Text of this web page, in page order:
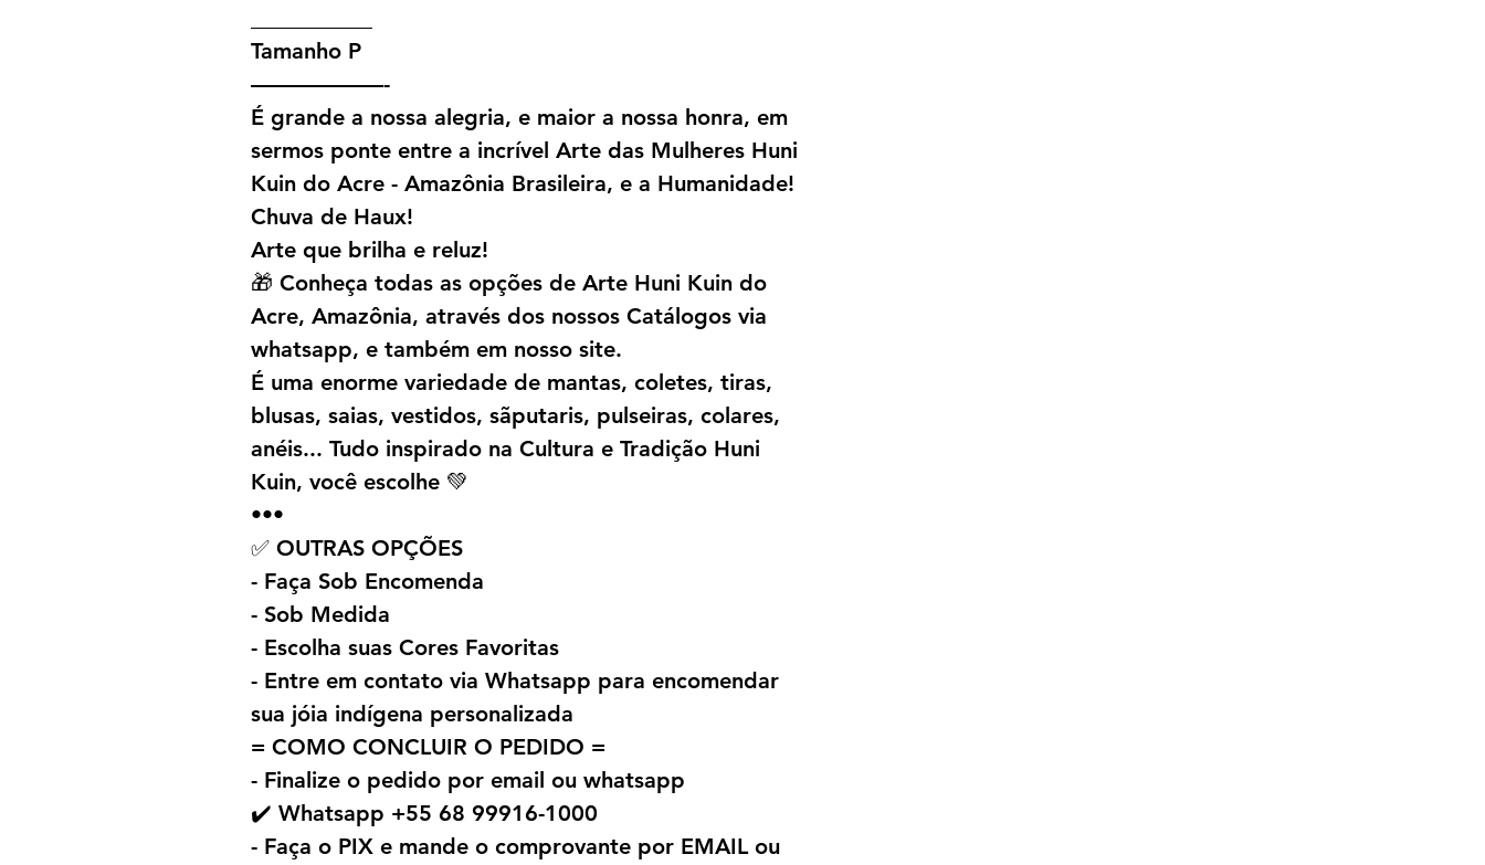
Tamanho P
——————-
É grande a nossa alegria, e maior a nossa honra, em
sermos ponte entre a incrível Arte das Mulheres Huni
Kuin do Acre - Amazônia Brasileira, e a Humanidade!
Chuva de Haux!
Arte que brilha e reluz!
🎁 Conheça todas as opções de Arte Huni Kuin do
Acre, Amazônia, através dos nossos Catálogos via
whatsapp, e também em nosso site.
É uma enorme variedade de mantas, coletes, tiras,
blusas, saias, vestidos, sãputaris, pulseiras, colares,
anéis... Tudo inspirado na Cultura e Tradição Huni
Kuin, você escolhe 💚
•••
✅ OUTRAS OPÇÕES
- Faça Sob Encomenda
- Sob Medida
- Escolha suas Cores Favoritas
- Entre em contato via Whatsapp para encomendar
sua jóia indígena personalizada
= COMO CONCLUIR O PEDIDO =
- Finalize o pedido por email ou whatsapp
✔️ Whatsapp +55 68 99916-1000
- Faça o PIX e mande o comprovante por EMAIL ou